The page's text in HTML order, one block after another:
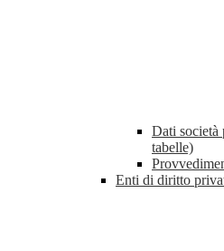
Dati società
tabelle)
Enti di diritto